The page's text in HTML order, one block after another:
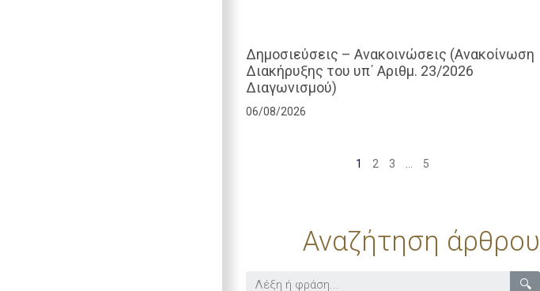
Δημοσιεύσεις – Ανακοινώσεις (Ανακοίνωση
Διακήρυξης του υπ΄ Αριθμ. 23/2026
Διαγωνισμού)
06/08/2026
1 2 3 5
Αναζήτηση άρθρου
🔍